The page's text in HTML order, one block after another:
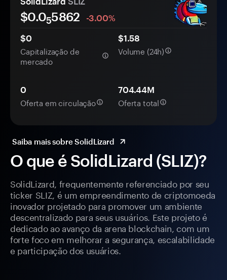
O que é SolidLizard (SLIZ)?
SolidLizard, frequentemente referenciado por seu
ticker SLIZ, é um empreendimento de criptomoeda
inovador projetado para promover um ambiente
descentralizado para seus usuários. Este projeto é
dedicado ao avanço da arena blockchain, com um
forte foco em melhorar a segurança, escalabilidade
e participação dos usuários.
$0.055862
-3.00%
$0
Capitalização de
mercado
$1.58
Volume (24h)
0
Oferta em circulação
704.44M
Oferta total
Saiba mais sobre SolidLizard